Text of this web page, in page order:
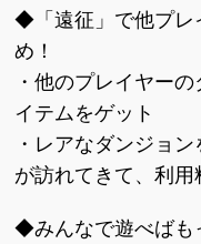
◆「遠征」で他プレ
め！
・他のプレイヤー
イテムをゲット
・レアなダンジョ
が訪れてきて、利用
◆みんなで遊べばも